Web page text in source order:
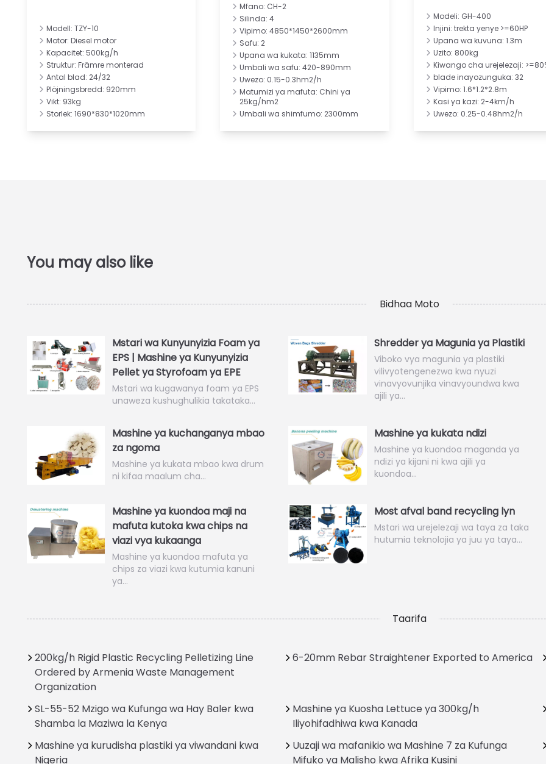
Modell: TZY-10
Motor: Diesel motor
Kapacitet: 500kg/h
Struktur: Främre monterad
Antal blad: 24/32
Plöjningsbredd: 920mm
Vikt: 93kg
Storlek: 1690*830*1020mm
Mfano: CH-2
Silinda: 4
Vipimo: 4850*1450*2600mm
Safu: 2
Upana wa kukata: 1135mm
Umbali wa safu: 420-890mm
Uwezo: 0.15-0.3hm2/h
Matumizi ya mafuta: Chini ya
25kg/hm2
Umbali wa shimfumo: 2300mm
Modeli: GH-400
Injini: trekta yenye >=60HP
Upana wa kuvuna: 1.3m
Uzito: 800kg
Kiwango cha urejelezaji:
blade inayozunguka: 32
Vipimo: 1.6*1.2*2.8m
Kasi ya kazi: 2-4km/h
Uwezo: 0.25-0.48hm2/h
Bidhaa Moto
Mstari wa Kunyunyizia Foam ya
EPS | Mashine ya Kunyunyizia
Pellet ya Styrofoam ya EPE
Mstari wa kugawanya foam ya EPS
unaweza kushughulikia takataka…
Shredder ya Magunia ya Plastiki
Viboko vya magunia ya plastiki
vilivyotengenezwa kwa nyuzi
vinavyovunjika vinavyoundwa kwa
ajili ya…
Mashine ya kuchanganya mbao
za ngoma
Mashine ya kukata mbao kwa drum
ni kifaa maalum cha…
Mashine ya kukata ndizi
Mashine ya kuondoa maganda ya
ndizi ya kijani ni kwa ajili ya
kuondoa…
Mashine ya kuondoa maji na
mafuta kutoka kwa chips na
viazi vya kukaanga
Mashine ya kuondoa mafuta ya
chips za viazi kwa kutumia kanuni
ya…
Most afval band recycling lyn
Mstari wa urejelezaji wa taya za taka
hutumia teknolojia ya juu ya taya…
Taarifa
200kg/h Rigid Plastic Recycling Pelletizing Line
Ordered by Armenia Waste Management
Organization
6-20mm Rebar Straightener Exported to America
SL-55-52 Mzigo wa Kufunga wa Hay Baler kwa
Shamba la Maziwa la Kenya
Mashine ya Kuosha Lettuce ya 300kg/h
Iliyohifadhiwa kwa Kanada
Mashine ya kurudisha plastiki ya viwandani kwa
Nigeria
Uuzaji wa mafanikio wa Mashine 7 za Kufunga
Mifuko ya Malisho kwa Afrika Kusini